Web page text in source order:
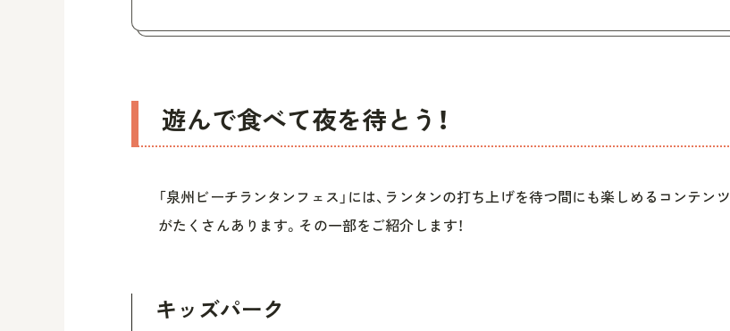
遊んで食べて夜を待とう！
「泉州ビーチランタンフェス」には、ランタンの打ち上げを待つ間にも楽しめるコンテンツ
がたくさんあります。その一部をご紹介します！
キッズパーク